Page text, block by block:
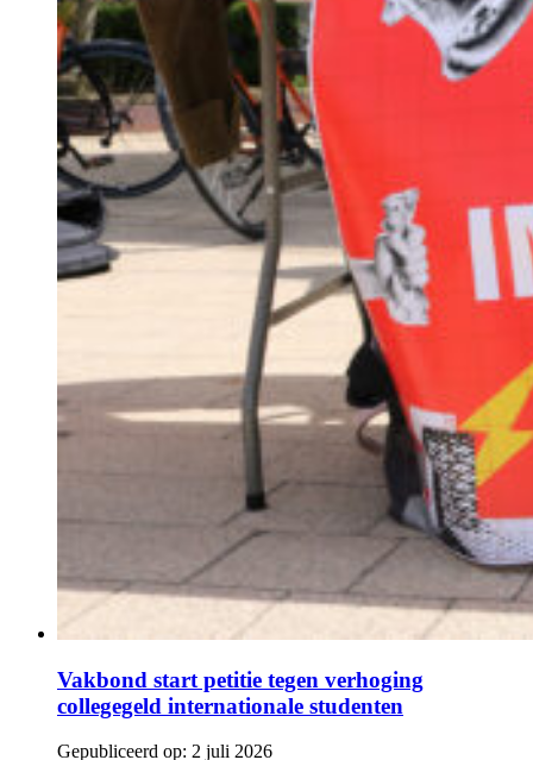
Vakbond start petitie tegen verhoging
collegegeld internationale studenten
Gepubliceerd op: 2 juli 2026